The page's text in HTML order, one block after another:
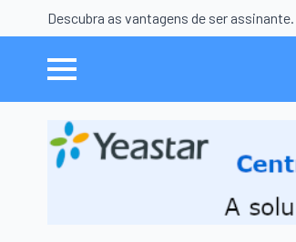
Descubra as vantagens de ser assinante.